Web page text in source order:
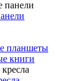
планшеты
книги